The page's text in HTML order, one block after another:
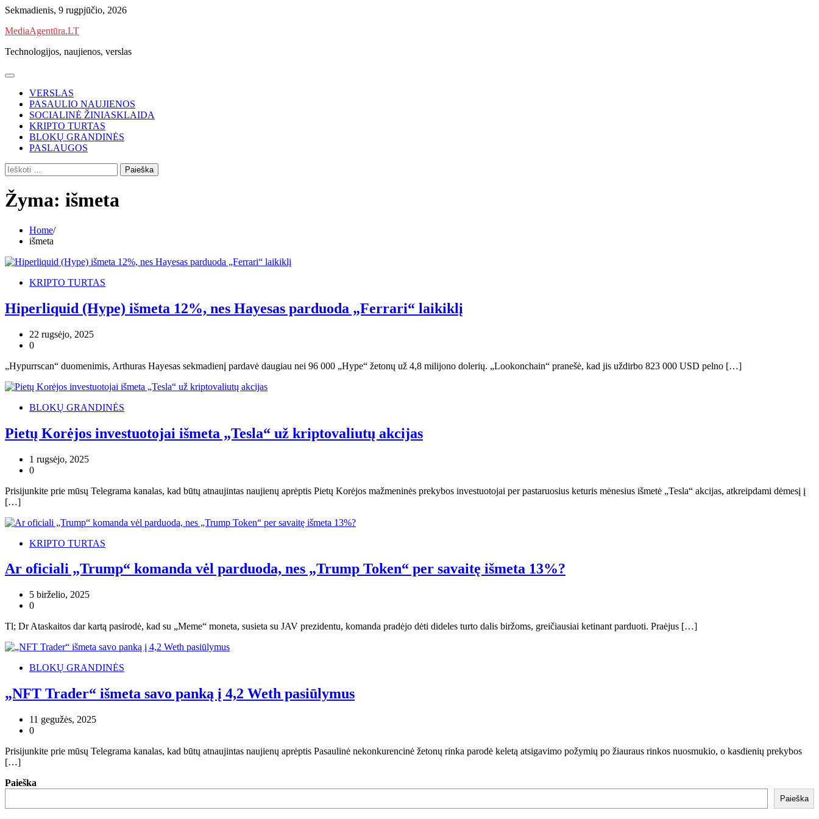
Skip
content
Sekmadienis, 9 rugpjūčio, 2026
MediaAgentūra.LT
Technologijos, naujienos, verslas
VERSLAS
PASAULIO NAUJIENOS
SOCIALINĖ ŽINIASKLAIDA
KRIPTO TURTAS
BLOKŲ GRANDINĖS
PASLAUGOS
Ieškoti:
Žyma: išmeta
Home
išmeta
KRIPTO TURTAS
Hiperliquid (Hype) išmeta 12%, nes Hayesas parduoda „Ferrari“ laikiklį
22 rugsėjo, 2025
0
„Hypurrscan“ duomenimis, Arthuras Hayesas sekmadienį pardavė daugiau nei 96 000 „Hype“ žetonų už 4,8 milijono dolerių. „Lookonchain“ pranešė, kad jis uždirbo 823 000 USD pelno […]
BLOKŲ GRANDINĖS
Pietų Korėjos investuotojai išmeta „Tesla“ už kriptovaliutų akcijas
1 rugsėjo, 2025
0
Prisijunkite prie mūsų Telegrama kanalas, kad būtų atnaujintas naujienų aprėptis Pietų Korėjos mažmeninės prekybos investuotojai per pastaruosius keturis mėnesius išmetė „Tesla“ akcijas, atkreipdami dėmesį į
[…]
KRIPTO TURTAS
Ar oficiali „Trump“ komanda vėl parduoda, nes „Trump Token“ per savaitę išmeta 13%?
5 birželio, 2025
0
Tl; Dr Ataskaitos dar kartą pasirodė, kad su „Meme“ moneta, susieta su JAV prezidentu, komanda pradėjo dėti dideles turto dalis biržoms, greičiausiai ketinant parduoti. Praėjus […]
BLOKŲ GRANDINĖS
„NFT Trader“ išmeta savo panką į 4,2 Weth pasiūlymus
11 gegužės, 2025
0
Prisijunkite prie mūsų Telegrama kanalas, kad būtų atnaujintas naujienų aprėptis Pasaulinė nekonkurencinė žetonų rinka parodė keletą atsigavimo požymių po žiauraus rinkos nuosmukio, o kasdienių prekybos
[…]
Paieška
Paieška